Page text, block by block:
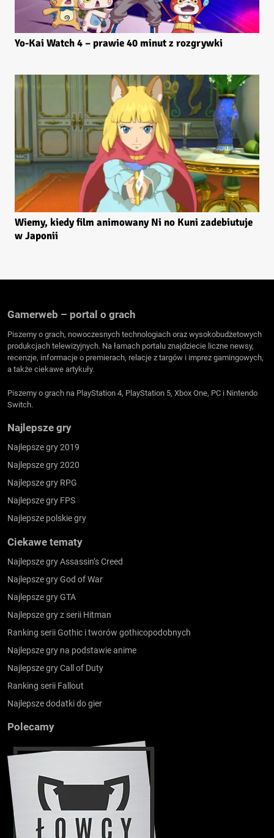
Yo-Kai Watch 4 – prawie 40 minut z rozgrywki
Wiemy, kiedy film animowany Ni no Kuni zadebiutuje
w Japonii
Gamerweb – portal o grach
Piszemy o grach, nowoczesnych technologiach oraz wysokobudżetowych
produkcjach telewizyjnych. Na łamach portalu znajdziecie liczne newsy,
recenzje, informacje o premierach, relacje z targów i imprez gamingowych,
a także ciekawe artykuły.
Piszemy o grach na PlayStation 4, PlayStation 5, Xbox One, PC i Nintendo
Switch.
Najlepsze gry
Najlepsze gry 2019
Najlepsze gry 2020
Najlepsze gry RPG
Najlepsze gry FPS
Najlepsze polskie gry
Ciekawe tematy
Najlepsze gry Assassin’s Creed
Najlepsze gry God of War
Najlepsze gry GTA
Najlepsze gry z serii Hitman
Ranking serii Gothic i tworów gothicopodobnych
Najlepsze gry na podstawie anime
Najlepsze gry Call of Duty
Ranking serii Fallout
Najlepsze dodatki do gier
Polecamy